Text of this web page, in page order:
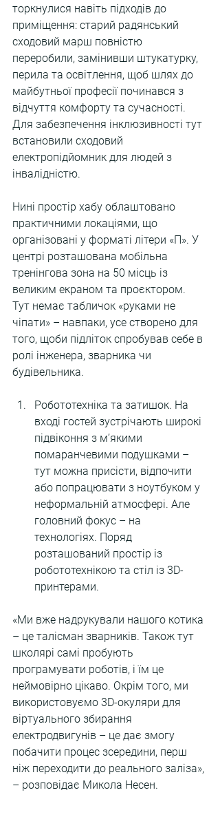
торкнулися навіть підходів до
приміщення: старий радянський
сходовий марш повністю
переробили, замінивши штукатурку,
перила та освітлення, щоб шлях до
майбутньої професії починався з
відчуття комфорту та сучасності.
Для забезпечення інклюзивності тут
встановили сходовий
електропідйомник для людей з
інвалідністю.
Нині простір хабу облаштовано
практичними локаціями, що
організовані у форматі літери «П». У
центрі розташована мобільна
тренінгова зона на 50 місць із
великим екраном та проєктором.
Тут немає табличок «руками не
чіпати» – навпаки, усе створено для
того, щоби підліток спробував себе в
ролі інженера, зварника чи
будівельника.
Робототехніка та затишок. На
вході гостей зустрічають широкі
підвіконня з м’якими
помаранчевими подушками –
тут можна присісти, відпочити
або попрацювати з ноутбуком у
неформальній атмосфері. Але
головний фокус – на
технологіях. Поряд
розташований простір із
робототехнікою та стіл із 3D-
принтерами.
«Ми вже надрукували нашого котика
– це талісман зварників. Також тут
школярі самі пробують
програмувати роботів, і їм це
неймовірно цікаво. Окрім того, ми
використовуємо 3D-окуляри для
віртуального збирання
електродвигунів – це дає змогу
побачити процес зсередини, перш
ніж переходити до реального заліза»,
– розповідає Микола Несен.